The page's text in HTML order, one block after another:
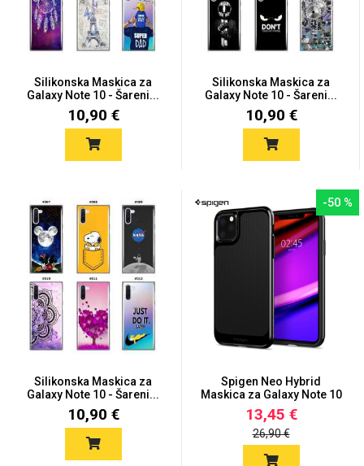
Silikonska Maskica za
Galaxy Note 10 - Šareni...
10,90 €
Silikonska Maskica za
Galaxy Note 10 - Šareni...
10,90 €
Silikonska Maskica za
Galaxy Note 10 - Šareni...
10,90 €
-50 %
Spigen Neo Hybrid
Maskica za Galaxy Note 10
-...
13,45 €
26,90 €